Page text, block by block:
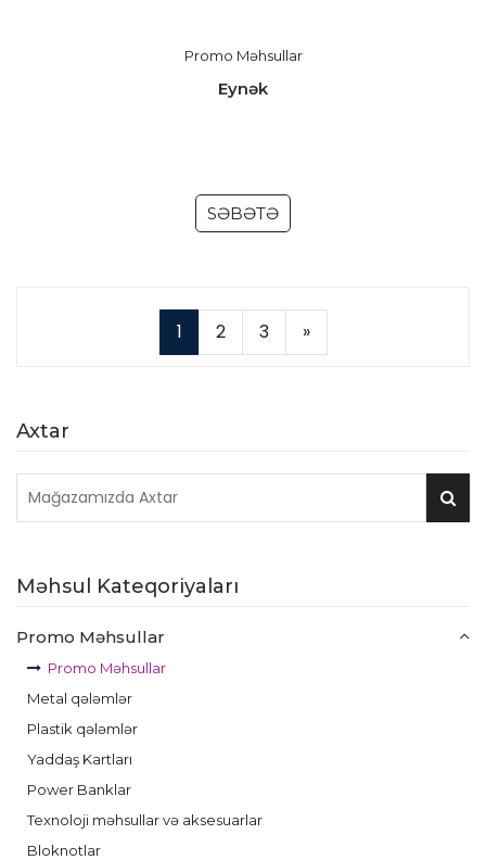
Promo Məhsullar
Eynək
SƏBƏTƏ
1 2 3 »
Axtar
Məhsul Kateqoriyaları
Promo Məhsullar
Promo Məhsullar
Metal qələmlər
Plastik qələmlər
Yaddaş Kartları
Power Banklar
Texnoloji məhsullar və aksesuarlar
Bloknotlar